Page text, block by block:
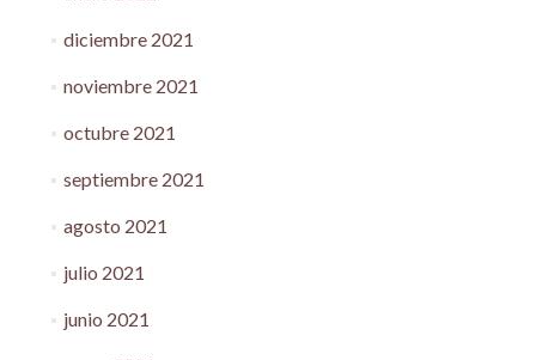
diciembre 2021
noviembre 2021
octubre 2021
septiembre 2021
agosto 2021
julio 2021
junio 2021